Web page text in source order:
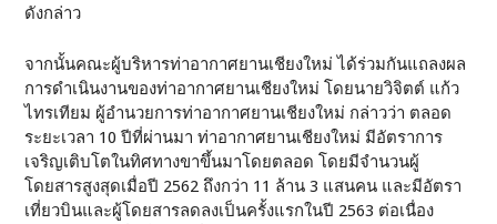
ดังกล่าว
จากนั้นคณะผู้บริหารท่าอากาศยานเชียงใหม่ ได้ร่วมกันแถลงผล
การดำเนินงานของท่าอากาศยานเชียงใหม่ โดยนายวิจิตต์ แก้ว
ไทรเทียม ผู้อำนวยการท่าอากาศยานเชียงใหม่ กล่าวว่า ตลอด
ระยะเวลา 10 ปีที่ผ่านมา ท่าอากาศยานเชียงใหม่ มีอัตราการ
เจริญเติบโตในทิศทางขาขึ้นมาโดยตลอด โดยมีจำนวนผู้
โดยสารสูงสุดเมื่อปี 2562 ถึงกว่า 11 ล้าน 3 แสนคน และมีอัตรา
เที่ยวบินและผู้โดยสารลดลงเป็นครั้งแรกในปี 2563 ต่อเนื่อง